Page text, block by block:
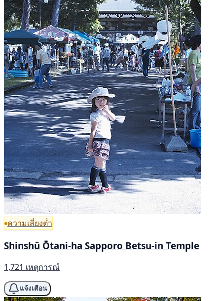
ความเสี่ยงต่ำ
Shinshū Ōtani-ha Sapporo Betsu-in Temple
1,721 เหตุการณ์
แจ้งเตือน